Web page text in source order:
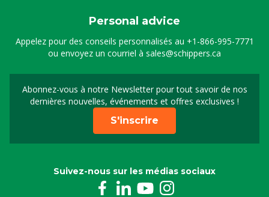
Personal advice
Appelez pour des conseils personnalisés au +1-866-995-7771
ou envoyez un courriel à sales@schippers.ca
Abonnez-vous à notre Newsletter pour tout savoir de nos
dernières nouvelles, événements et offres exclusives !
Sign up for our
S'inscrire
Suivez-nous sur les médias sociaux